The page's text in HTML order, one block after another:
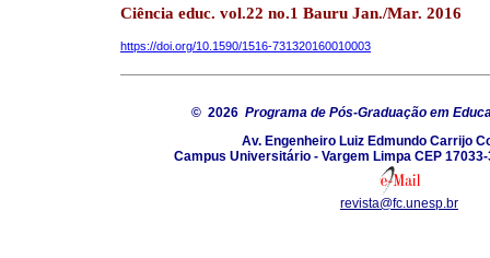
Ciência educ. vol.22 no.1 Bauru Jan./Mar. 2016
https://doi.org/10.1590/1516-731320160010003
© 2026 Programa de Pós-Graduação em
Av. Engenheiro Luiz Edmundo Carrijo
Campus Universitário - Vargem Limpa CEP
revista@fc.unesp.br